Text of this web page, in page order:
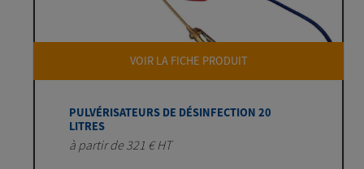
VOIR LA FICHE PRODUIT
PULVÉRISATEURS DE DÉSINFECTION 20
LITRES
à partir de 321 € HT